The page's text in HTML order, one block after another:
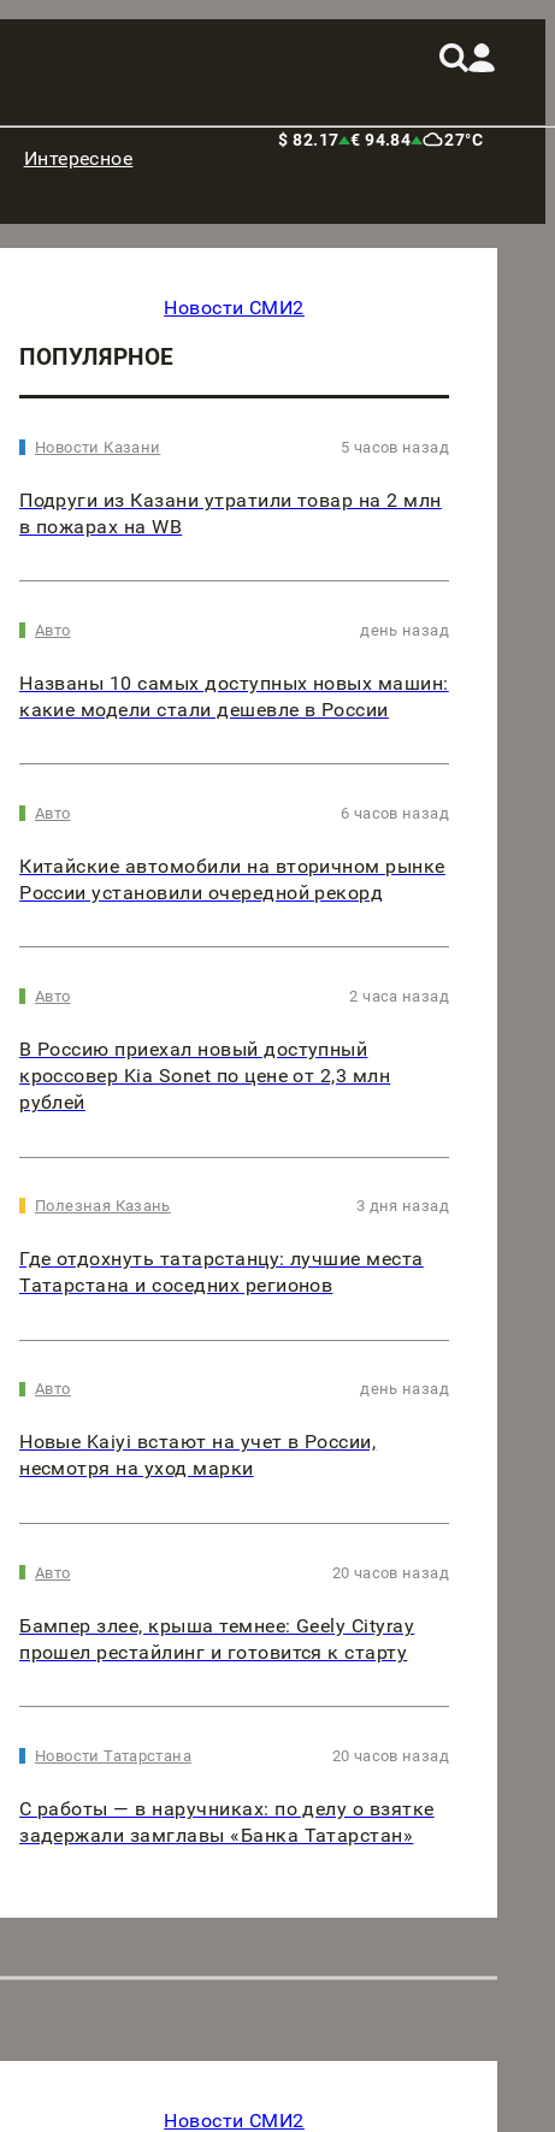
Интересное
$ 82.17 € 94.84 27°C
Новости СМИ2
ПОПУЛЯРНОЕ
Новости Казани 5 часов назад
Подруги из Казани утратили товар на 2 млн
в пожарах на WB
Авто день назад
Названы 10 самых доступных новых машин:
какие модели стали дешевле в России
Авто 6 часов назад
Китайские автомобили на вторичном рынке
России установили очередной рекорд
Авто 2 часа назад
В Россию приехал новый доступный
кроссовер Kia Sonet по цене от 2,3 млн
рублей
Полезная Казань 3 дня назад
Где отдохнуть татарстанцу: лучшие места
Татарстана и соседних регионов
Авто день назад
Новые Kaiyi встают на учет в России,
несмотря на уход марки
Авто 20 часов назад
Бампер злее, крыша темнее: Geely Cityray
прошел рестайлинг и готовится к старту
Новости Татарстана 20 часов назад
С работы — в наручниках: по делу о взятке
задержали замглавы «Банка Татарстан»
Новости СМИ2